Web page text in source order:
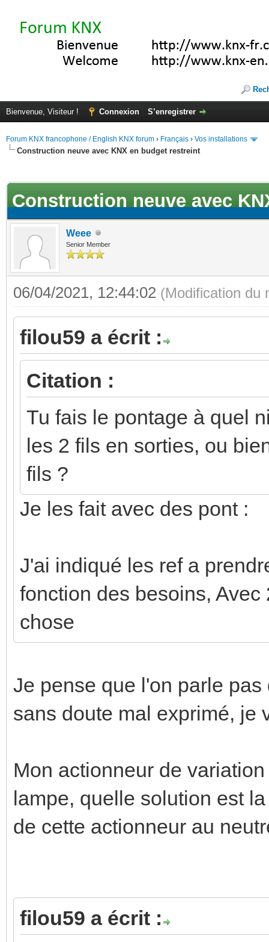
Bienvenue, Visiteur ! Connexion S’enregistrer
Forum KNX francophone / English KNX forum › Français › Vos installations
Construction neuve avec KNX en budget restreint
Construction neuve avec
Weee
Senior Member
06/04/2021, 12:44:02 (Modification du
filou59 a écrit :
Citation :
Tu fais le pontage à quel
les 2 fils en sorties, ou
fils ?
Je les fait avec des pont :
J'ai indiqué les ref a
fonction des besoins,
chose
Je pense que l'on parle
sans doute mal exprimé, je
Mon actionneur de
lampe, quelle solution est
de cette actionneur au
filou59 a écrit :